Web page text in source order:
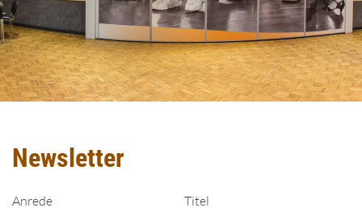
Newsletter
Anrede Titel